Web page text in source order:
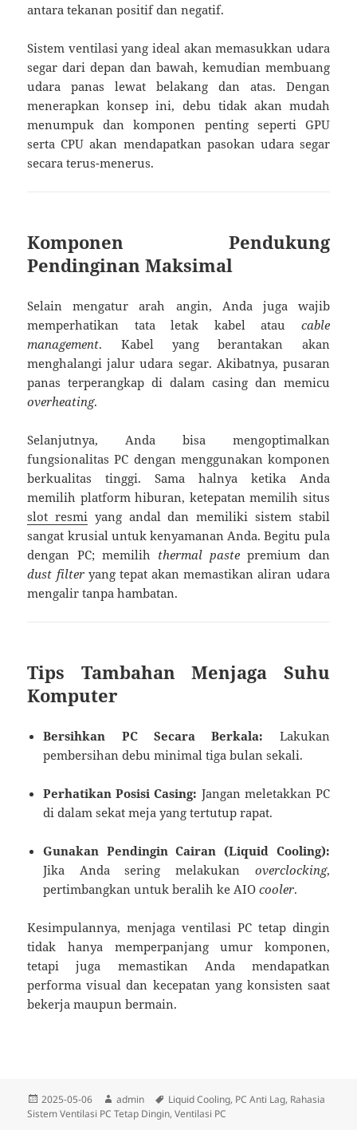
antara tekanan positif dan negatif.
Sistem ventilasi yang ideal akan memasukkan udara
segar dari depan dan bawah, kemudian membuang
udara panas lewat belakang dan atas. Dengan
menerapkan konsep ini, debu tidak akan mudah
menumpuk dan komponen penting seperti GPU
serta CPU akan mendapatkan pasokan udara segar
secara terus-menerus.
Komponen Pendukung
Pendinginan Maksimal
Selain mengatur arah angin, Anda juga wajib
memperhatikan tata letak kabel atau cable
management. Kabel yang berantakan akan
menghalangi jalur udara segar. Akibatnya, pusaran
panas terperangkap di dalam casing dan memicu
overheating.
Selanjutnya, Anda bisa mengoptimalkan
fungsionalitas PC dengan menggunakan komponen
berkualitas tinggi. Sama halnya ketika Anda
memilih platform hiburan, ketepatan memilih situs
slot resmi yang andal dan memiliki sistem stabil
sangat krusial untuk kenyamanan Anda. Begitu pula
dengan PC; memilih thermal paste premium dan
dust filteryang tepat akan memastikan aliran udara
mengalir tanpa hambatan.
Tips Tambahan Menjaga Suhu
Komputer
Bersihkan PC Secara Berkala: Lakukan
pembersihan debu minimal tiga bulan sekali.
Perhatikan Posisi Casing: Jangan meletakkan PC
di dalam sekat meja yang tertutup rapat.
Gunakan Pendingin Cairan (Liquid Cooling):
Jika Anda sering melakukan overclocking,
pertimbangkan untuk beralih ke AIOcooler.
Kesimpulannya, menjaga ventilasi PC tetap dingin
tidak hanya memperpanjang umur komponen,
tetapi juga memastikan Anda mendapatkan
performa visual dan kecepatan yang konsisten saat
bekerja maupun bermain.
Diposkan
pada
2025-05-06 Penulis
admin Tag
Liquid Cooling, PC Anti Lag, Rahasia
Sistem Ventilasi PC Tetap Dingin,Ventilasi PC